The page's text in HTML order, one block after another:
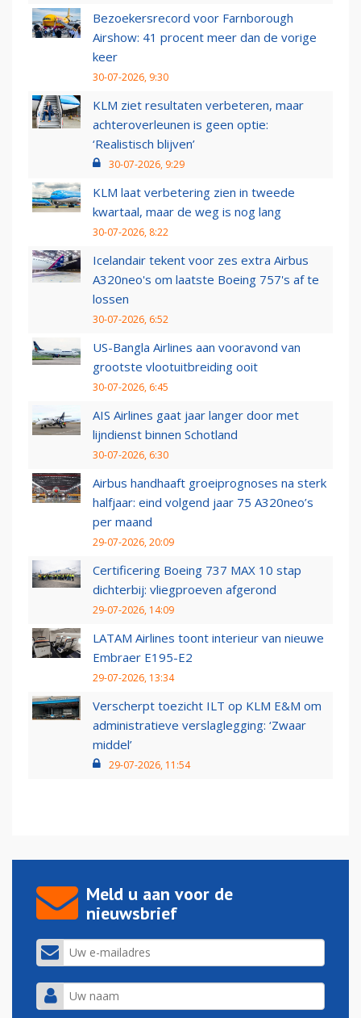
Bezoekersrecord voor Farnborough
Airshow: 41 procent meer dan de vorige
keer
30-07-2026, 9:30
KLM ziet resultaten verbeteren, maar
achteroverleunen is geen optie:
‘Realistisch blijven’
30-07-2026, 9:29
KLM laat verbetering zien in tweede
kwartaal, maar de weg is nog lang
30-07-2026, 8:22
Icelandair tekent voor zes extra Airbus
A320neo's om laatste Boeing 757's af te
lossen
30-07-2026, 6:52
US-Bangla Airlines aan vooravond van
grootste vlootuitbreiding ooit
30-07-2026, 6:45
AIS Airlines gaat jaar langer door met
lijndienst binnen Schotland
30-07-2026, 6:30
Airbus handhaaft groeiprognoses na sterk
halfjaar: eind volgend jaar 75 A320neo’s
per maand
29-07-2026, 20:09
Certificering Boeing 737 MAX 10 stap
dichterbij: vliegproeven afgerond
29-07-2026, 14:09
LATAM Airlines toont interieur van nieuwe
Embraer E195-E2
29-07-2026, 13:34
Verscherpt toezicht ILT op KLM E&M om
administratieve verslaglegging: ‘Zwaar
middel’
29-07-2026, 11:54
Meld u aan voor de
nieuwsbrief